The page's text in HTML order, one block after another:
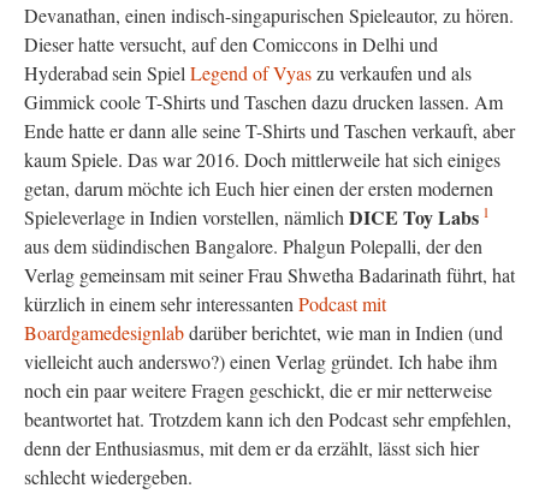
Devanathan, einen indisch-singapurischen Spieleautor, zu hören.
Dieser hatte versucht, aufden Comiccons in Delhi und
Hyderabadsein Spiel Legend of Vyaszu verkaufen und als
Gimmick coole T-Shirtsund Taschen dazu drucken lassen. Am
Ende hatte er dann alle seine T-Shirtsund Taschen verkauft, aber
kaumSpiele. Das war 2016. Doch mittlerweile hat sich einiges
getan, darum möchte ich Euch hier einen der ersten modernen
Spieleverlage in Indien vorstellen, nämlich DICE Toy Labs 1
aus demsüdindischen Bangalore. Phalgun Polepalli, der den
Verlag gemeinsam mit seiner Frau Shwetha Badarinath führt, hat
kürzlich in einem sehr interessanten Podcast mit
Boardgamedesignlabdarüber berichtet, wie man in Indien (und
vielleicht auch anderswo?) einen Verlag gründet. Ich habe ihm
noch ein paar weitere Fragen geschickt, die er mir netterweise
beantwortet hat. Trotzdem kann ich den Podcast sehr empfehlen,
denn der Enthusiasmus, mit dem er da erzählt, lässt sich hier
schlecht wiedergeben.